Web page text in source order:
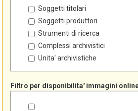
Soggetti titolari
Soggetti produttori
Strumenti di ricerca
Complessi archivistici
Unita' archivistiche
Filtro per disponibilita' immagini